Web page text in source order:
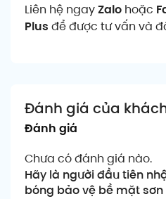
Liên hệ ngayZalo hoặc
Plus để được tư vấn và
Đánh giá của
Đánh giá
Chưa có đánh giá nào.
Hãy là người đầu tiên
bóng bảo vệ bề mặt sơn